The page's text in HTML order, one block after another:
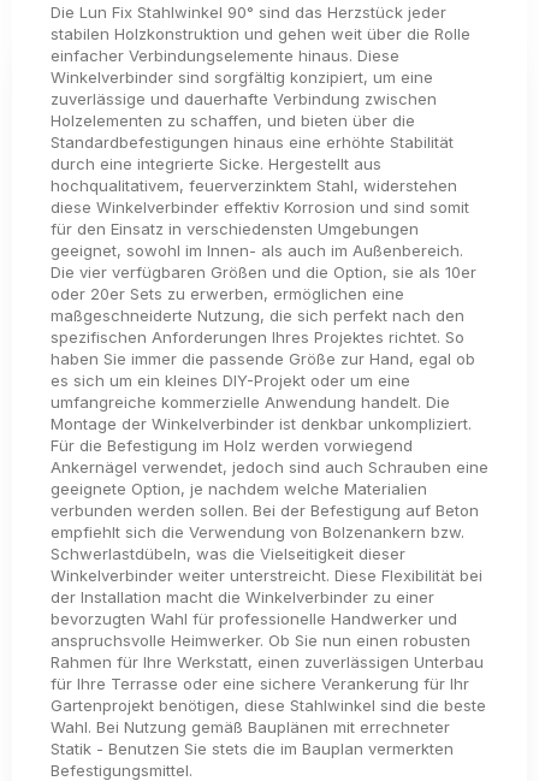
Die Lun Fix Stahlwinkel 90° sind das Herzstück jeder
stabilen Holzkonstruktion und gehen weit über die Rolle
einfacher Verbindungselemente hinaus. Diese
Winkelverbinder sind sorgfältig konzipiert, um eine
zuverlässige und dauerhafte Verbindung zwischen
Holzelementen zu schaffen, und bieten über die
Standardbefestigungen hinaus eine erhöhte Stabilität
durch eine integrierte Sicke. Hergestellt aus
hochqualitativem, feuerverzinktem Stahl, widerstehen
diese Winkelverbinder effektiv Korrosion und sind somit
für den Einsatz in verschiedensten Umgebungen
geeignet, sowohl im Innen- als auch im Außenbereich.
Die vier verfügbaren Größen und die Option, sie als 10er
oder 20er Sets zu erwerben, ermöglichen eine
maßgeschneiderte Nutzung, die sich perfekt nach den
spezifischen Anforderungen Ihres Projektes richtet. So
haben Sie immer die passende Größe zur Hand, egal ob
es sich um ein kleines DIY-Projekt oder um eine
umfangreiche kommerzielle Anwendung handelt. Die
Montage der Winkelverbinder ist denkbar unkompliziert.
Für die Befestigung im Holz werden vorwiegend
Ankernägel verwendet, jedoch sind auch Schrauben eine
geeignete Option, je nachdem welche Materialien
verbunden werden sollen. Bei der Befestigung auf Beton
empfiehlt sich die Verwendung von Bolzenankern bzw.
Schwerlastdübeln, was die Vielseitigkeit dieser
Winkelverbinder weiter unterstreicht. Diese Flexibilität bei
der Installation macht die Winkelverbinder zu einer
bevorzugten Wahl für professionelle Handwerker und
anspruchsvolle Heimwerker. Ob Sie nun einen robusten
Rahmen für Ihre Werkstatt, einen zuverlässigen Unterbau
für Ihre Terrasse oder eine sichere Verankerung für Ihr
Gartenprojekt benötigen, diese Stahlwinkel sind die beste
Wahl. Bei Nutzung gemäß Bauplänen mit errechneter
Statik - Benutzen Sie stets die im Bauplan vermerkten
Befestigungsmittel.